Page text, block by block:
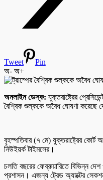
Tweet
Pin
অ- অ+
অনলাইন ডেস্ক: যুক্তরাষ্ট্রের
বৈশ্বিক শুল্ককে অবৈধ ঘোষণা করেছে
বৃহস্পতিবার (৭ মে) যুক্তরাষ্ট্রের কোর্ট
নিউইয়র্ক টাইমসের।
চলতি বছরের ফেব্রুয়ারিতে বিভিন্ন
প্রশাসন। এজন্য ট্রেড অ্যাক্টের